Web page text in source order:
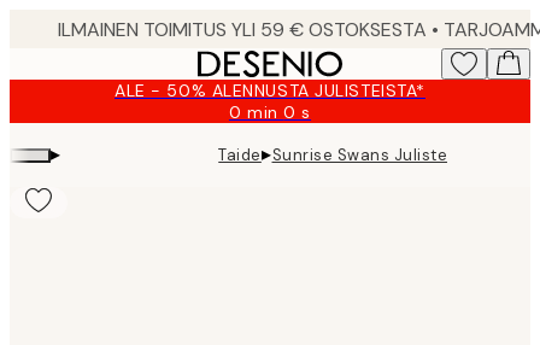
ALE - 50% ALENNUSTA JULISTEISTA*
0 min0 s
Voimassa
asti:
2026-
▸ Taide▸Sunrise Swans Juliste